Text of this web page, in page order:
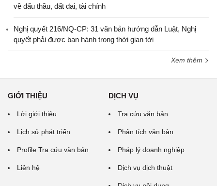
về đấu thầu, đất đai, tài chính
Nghị quyết 216/NQ-CP: 31 văn bản hướng dẫn Luật, Nghị
quyết phải được ban hành trong thời gian tới
Xem thêm
GIỚI THIỆU
Lời giới thiệu
Lịch sử phát triển
Profile Tra cứu văn bản
Liên hệ
DỊCH VỤ
Tra cứu văn bản
Phân tích văn bản
Pháp lý doanh nghiệp
Dịch vụ dịch thuật